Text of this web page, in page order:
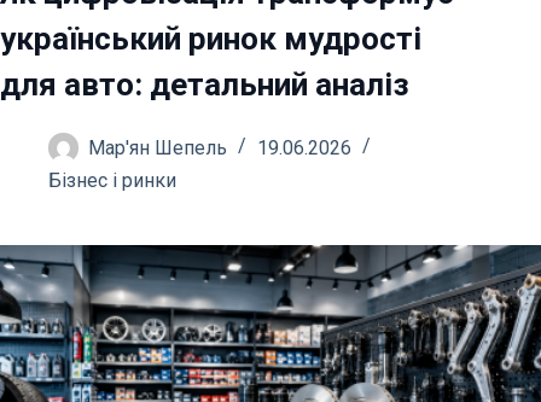
український ринок мудрості
для авто: детальний аналіз
Мар'ян Шепель
19.06.2026
Бізнес і ринки